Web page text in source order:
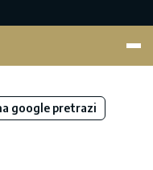
google pretrazi